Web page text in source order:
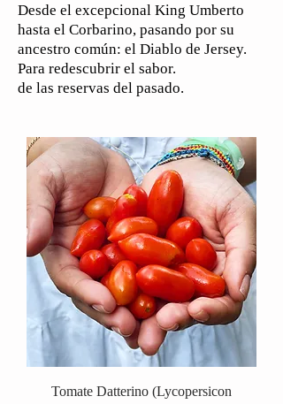
Desde el excepcional King Umberto
hasta el Corbarino, pasando por su
ancestro común: el Diablo de Jersey.
Para redescubrir el sabor.
de las reservas del pasado.
Tomate Datterino (Lycopersicon